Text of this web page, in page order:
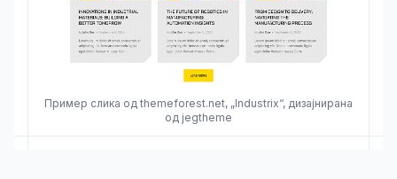
Пример слика од themeforest.net, „Industrix“, дизајнирана
од jegtheme